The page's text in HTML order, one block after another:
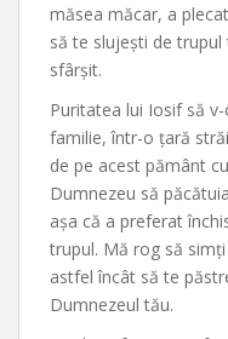
măsea măcar, a
să te slujești de
sfârșit.
Puritatea lui Iosif să
familie, într-o țară
de pe acest pământ
Dumnezeu să
așa că a preferat
trupul. Mă rog să
astfel încât să te
Dumnezeul tău.